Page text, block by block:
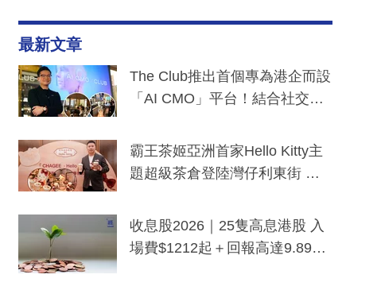
最新文章
The Club推出首個專為港企而設
「AI CMO」平台！結合社交聆
分鐘生成「貼地」宣傳短片
霸王茶姬亞洲首家Hello Kitty主
題超級茶倉登陸灣仔利東街 推
y及香港限定特調系列
收息股2026｜25隻高息港股 入
場費$1212起＋回報高達9.89